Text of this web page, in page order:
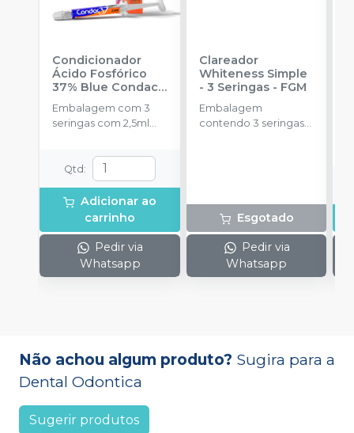
Condicionador
Ácido Fosfórico
37% Blue Condac-
FGM
Embalagem com 3
seringas com 2,5ml
ponteiras para
aplicação.
Qtd :
Adicionar ao
carrinho
Pedir via
Whatsapp
Clareador
Whiteness Simple
- 3 Seringas- FGM
Embalagem
contendo 3 seringas
Esgotado
Pedir via
Whatsapp
Não achou algum produto? Sugira para a
Dental Odontica
Sugerir produtos